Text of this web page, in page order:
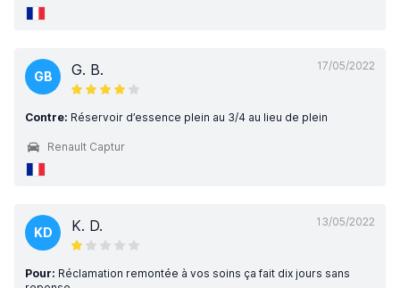
17/05/2022
GB G. B.
Contre: Réservoir d’essence plein au 3/4 au lieu de plein
Renault Captur
13/05/2022
KD K. D.
Pour: Réclamation remontée à vos soins ça fait dix jours sans